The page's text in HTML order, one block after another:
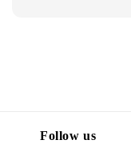
Follow us